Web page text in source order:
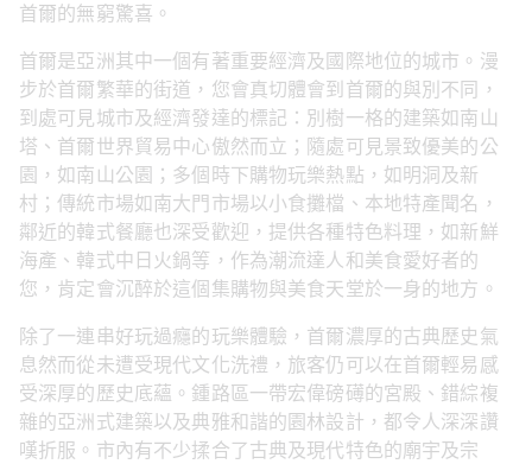
首爾的無窮驚喜。
首爾是亞洲其中一個有著重要經濟及國際地位的城市。漫
步於首爾繁華的街道，您會真切體會到首爾的與別不同，
到處可見城市及經濟發達的標記：別樹一格的建築如南山
塔、首爾世界貿易中心傲然而立；隨處可見景致優美的公
園，如南山公園；多個時下購物玩樂熱點，如明洞及新
村；傳統市場如南大門市場以小食攤檔、本地特產聞名，
鄰近的韓式餐廳也深受歡迎，提供各種特色料理，如新鮮
海產、韓式中日火鍋等，作為潮流達人和美食愛好者的
您，肯定會沉醉於這個集購物與美食天堂於一身的地方。
除了一連串好玩過癮的玩樂體驗，首爾濃厚的古典歷史氣
息然而從未遭受現代文化洗禮，旅客仍可以在首爾輕易感
受深厚的歷史底蘊。鍾路區一帶宏偉磅礡的宮殿、錯綜複
雜的亞洲式建築以及典雅和諧的園林設計，都令人深深讚
嘆折服。市內有不少揉合了古典及現代特色的廟宇及宗